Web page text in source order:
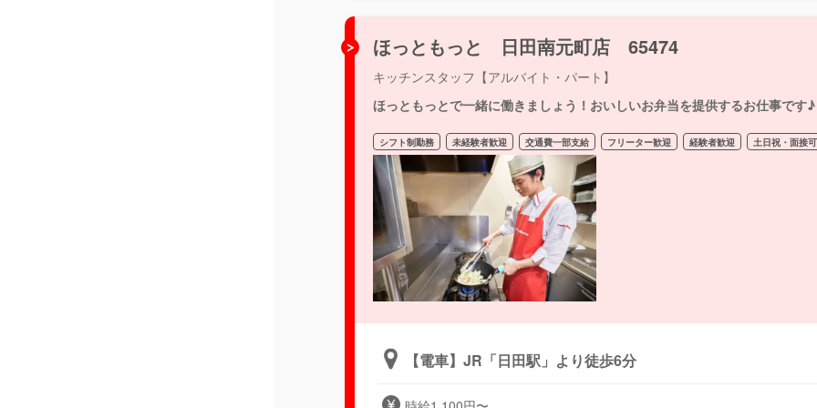
ほっともっと 日田南元町店 65474
キッチンスタッフ【アルバイト・パート】
ほっともっとで一緒に働きましょう！おいしいお弁当を提供するお仕事です♪
シフト制勤務 未経験者歓迎 交通費一部支給 フリーター歓迎 経験者歓迎 土日祝・面接可
【電車】JR「日田駅」より徒歩6分